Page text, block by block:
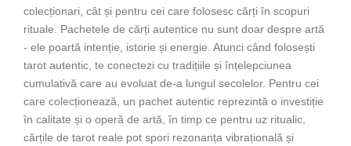
colecționari, cât și pentru cei care folosesc cărți în scopuri
rituale. Pachetele de cărți autentice nu sunt doar despre artă
- ele poartă intenție, istorie și energie. Atunci când folosești
tarot autentic, te conectezi cu tradițiile și înțelepciunea
cumulativă care au evoluat de-a lungul secolelor. Pentru cei
care colecționează, un pachet autentic reprezintă o investiție
în calitate și o operă de artă, în timp ce pentru uz ritualic,
cărțile de tarot reale pot spori rezonanța vibrațională și